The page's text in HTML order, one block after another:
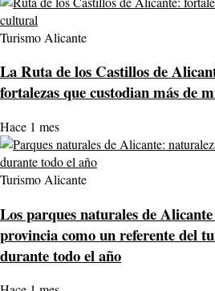
Turismo Alicante
La Ruta de los Castillos de
fortalezas que custodian más de
Hace 1 mes
Turismo Alicante
Los parques naturales de
provincia como un referente del
durante todo el año